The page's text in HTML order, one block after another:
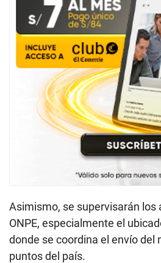
Asimismo, se supervisarán los
ONPE, especialmente el
donde se coordina el envío
puntos del país.